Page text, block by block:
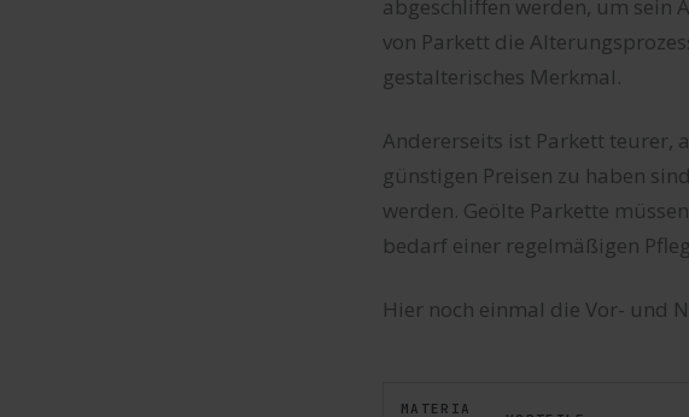
abgeschliffen werden, um sein
von Parkett die
gestalterisches Merkmal.
Andererseits ist Parkett teurer,
günstigen Preisen zu haben
werden. Geölte Parkette
bedarf einer regelmäßigen
Hier noch einmal die Vor- und
MATERIA